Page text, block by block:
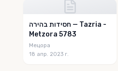
חסידות בהירה — Tazria -
Metzora 5783
Мецора
18 апр. 2023 г.